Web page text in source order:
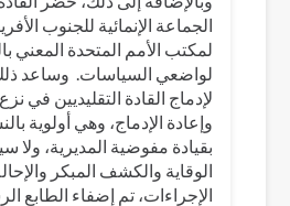
الجماعة الإنمائية للجنوب
لمكتب الأمم المتحدة المعني
لواضعي السياسات. وساعد
لإدماج القادة التقليديين في
وإعادة الإدماج، وهي أولوية
بقيادة مفوضية المديرية، ولا
الوقاية والكشف المبكر
الإجراءات، تم إضفاء الطابع